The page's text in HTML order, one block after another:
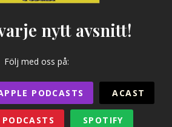
nytt avsnitt!
Följ med oss på:
PODCASTS ACAST
SPOTIFY